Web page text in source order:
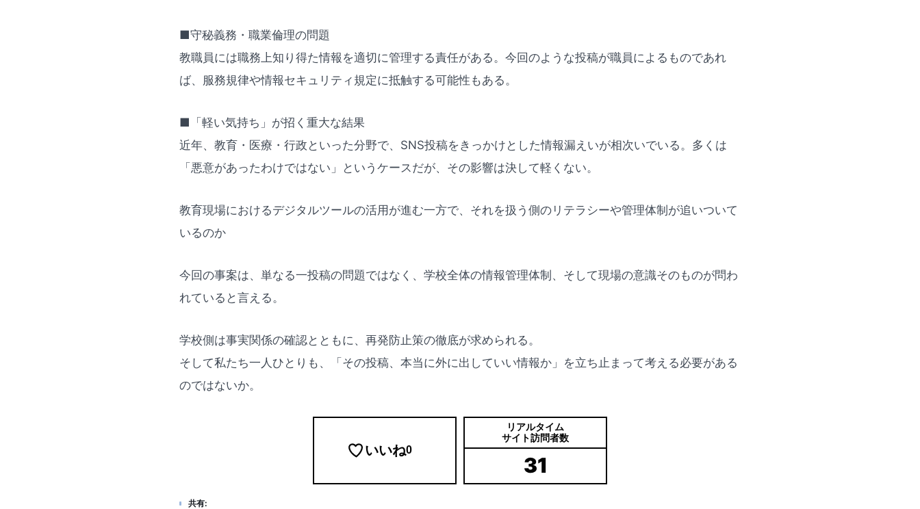
■守秘義務・職業倫理の問題
教職員には職務上知り得た情報を適切に管理する責任がある。今回のような投稿が職員によるものであれ
ば、服務規律や情報セキュリティ規定に抵触する可能性もある。
■「軽い気持ち」が招く重大な結果
近年、教育・医療・行政といった分野で、SNS投稿をきっかけとした情報漏えいが相次いでいる。多くは
「悪意があったわけではない」というケースだが、その影響は決して軽くない。
教育現場におけるデジタルツールの活用が進む一方で、それを扱う側のリテラシーや管理体制が追いついて
いるのか
今回の事案は、単なる一投稿の問題ではなく、学校全体の情報管理体制、そして現場の意識そのものが問わ
れていると言える。
学校側は事実関係の確認とともに、再発防止策の徹底が求められる。
そして私たち一人ひとりも、「その投稿、本当に外に出していい情報か」を立ち止まって考える必要がある
のではないか。
いいね0
リアルタイム
サイト訪問者数
31
共有: